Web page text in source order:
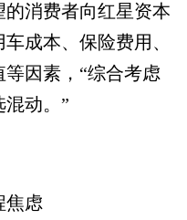
消费者向红星资本
成本、保险费用、
因素，“综合考虑
动。”
虑